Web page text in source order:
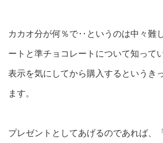
カカオ分が何％で‥というのは中々難
ートと準チョコレートについて知って
表示を気にしてから購入するというき
ます。
プレゼントとしてあげるのであれば、